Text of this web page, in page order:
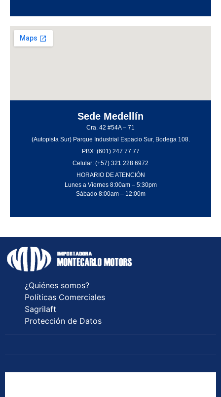
Sede Medellín
Cra. 42 #54A – 71
(Autopista Sur) Parque Industrial Espacio Sur, Bodega 108.
PBX: (601) 247 77 77
Celular: (+57) 321 228 6972
HORARIO DE ATENCIÓN
Lunes a Viernes 8:00am – 5:30pm
Sábado 8:00am – 12:00m
¿Quiénes somos?
Políticas Comerciales
Sagrilaft
Protección de Datos